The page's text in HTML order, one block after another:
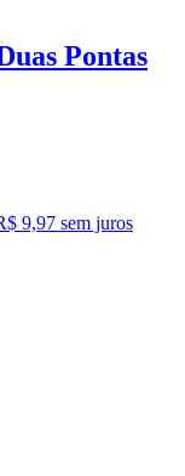
Pontas
9,97 sem juros